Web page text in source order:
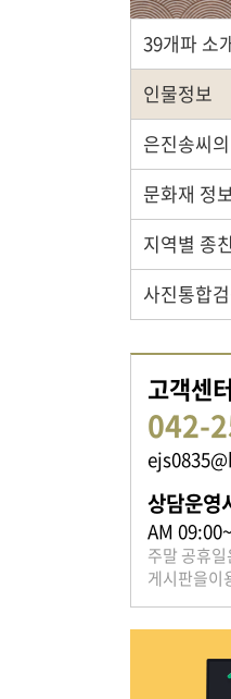
포상/장학
효행 정신과 숭조돈종의
투철한 장학생을 지원합
자료실
보학, 전통상식, 도서관에서
족보 자료실
은진송씨의 족보를 확인
39개파 소
인물정보
은진송씨
문화재 정
지역별 종
사진통합
고객센터
042-
상담운영
AM
주말 공휴
게시판을이